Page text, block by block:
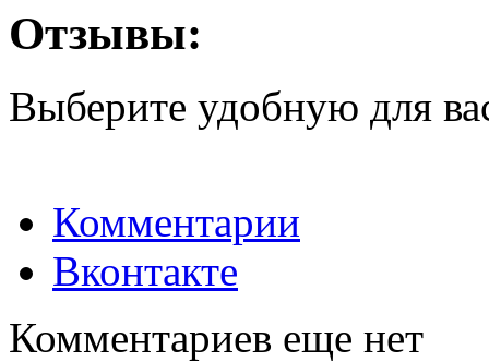
Отзывы:
Выберите удобную для
Комментарии
Вконтакте
Комментариев еще нет